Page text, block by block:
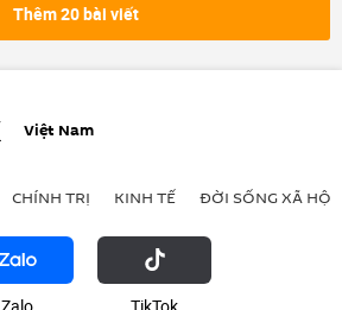
Thêm 20 bài viết
Việt Nam
CHÍNH TRỊ KINH TẾ ĐỜI SỐNG XÃ HỘI
Zalo ТikТоk